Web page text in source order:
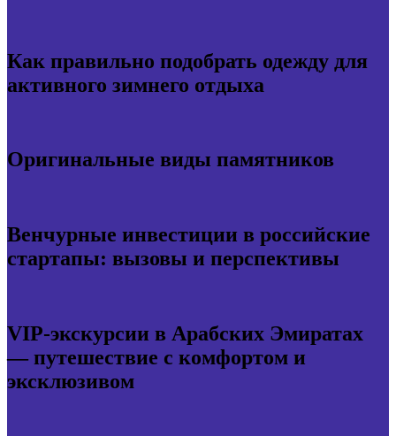
Как правильно подобрать одежду для
активного зимнего отдыха
Оригинальные виды памятников
Венчурные инвестиции в российские
стартапы: вызовы и перспективы
VIP-экскурсии в Арабских Эмиратах
— путешествие с комфортом и
эксклюзивом